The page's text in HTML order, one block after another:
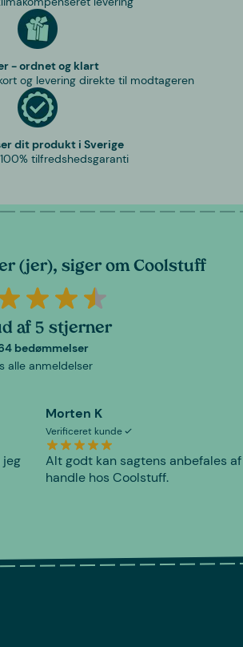
- ordnet og klart
og levering direkte til modtageren
dit produkt i Sverige
tilfredshedsgaranti
(jer), siger om Coolstuff
af 5 stjerner
bedømmelser
alle anmeldelser
jeg
Morten K
Verificeret kunde
Alt godt kan sagtens anbefales af
handle hos Coolstuff.